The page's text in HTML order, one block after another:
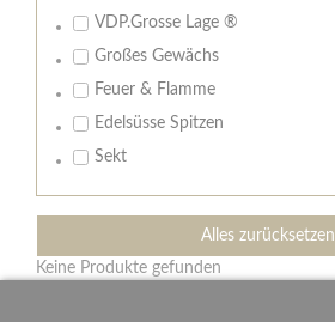
VDP.Grosse Lage ®
Großes Gewächs
Feuer & Flamme
Edelsüsse Spitzen
Sekt
Alles zurücksetzen
Keine Produkte gefunden